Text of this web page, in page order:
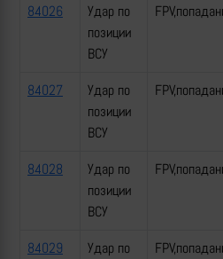
84026
Удар по
позиции
ВСУ
84027
Удар по
позиции
ВСУ
84028
Удар по
позиции
ВСУ
84029
Удар по